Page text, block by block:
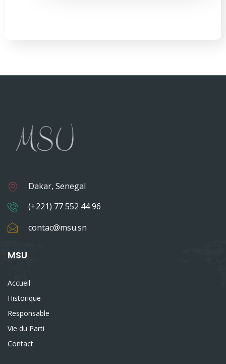
Dakar, Senegal
(+221) 77 552 44 96
contac@msu.sn
MSU
Accueil
Historique
Responsable
Vie du Parti
Contact